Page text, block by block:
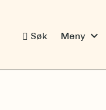
Søk Meny expand_more